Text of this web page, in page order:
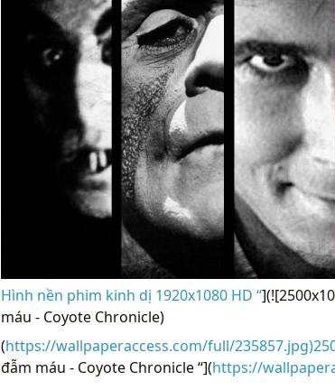
Hình nền phim kinh dị 1920x1080 HD “
máu - Coyote Chronicle)
(https://wallpaperaccess.com/full/
đẫm máu - Coyote Chronicle “](https://